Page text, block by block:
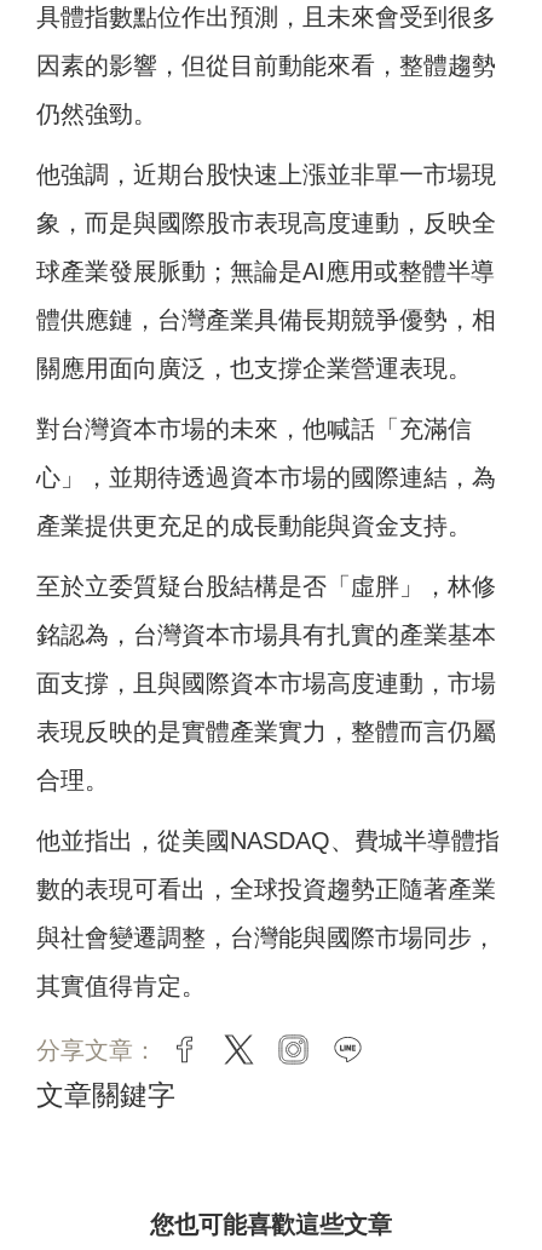
具體指數點位作出預測，且未來會受到很多
因素的影響，但從目前動能來看，整體趨勢
仍然強勁。
他強調，近期台股快速上漲並非單一市場現
象，而是與國際股市表現高度連動，反映全
球產業發展脈動；無論是AI應用或整體半導
體供應鏈，台灣產業具備長期競爭優勢，相
關應用面向廣泛，也支撐企業營運表現。
對台灣資本市場的未來，他喊話「充滿信
心」，並期待透過資本市場的國際連結，為
產業提供更充足的成長動能與資金支持。
至於立委質疑台股結構是否「虛胖」，林修
銘認為，台灣資本市場具有扎實的產業基本
面支撐，且與國際資本市場高度連動，市場
表現反映的是實體產業實力，整體而言仍屬
合理。
他並指出，從美國NASDAQ、費城半導體指
數的表現可看出，全球投資趨勢正隨著產業
與社會變遷調整，台灣能與國際市場同步，
其實值得肯定。
分享文章： facebook
twitter instagram
文章關鍵字
您也可能喜歡這些文章